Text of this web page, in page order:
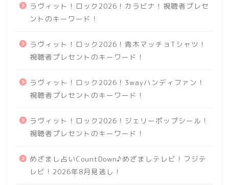
ラヴィット！ロック2026！カラビナ！視聴者プレセ
ントのキーワード！
ラヴィット！ロック2026！青木マッチョTシャツ！
視聴者プレセントのキーワード！
ラヴィット！ロック2026！3wayハンディファン！
視聴者プレセントのキーワード！
ラヴィット！ロック2026！ジェリーポップシール！
視聴者プレセントのキーワード！
めざまし占いCountDown♪めざましテレビ！フジテ
レビ！2026年8月見逃し！